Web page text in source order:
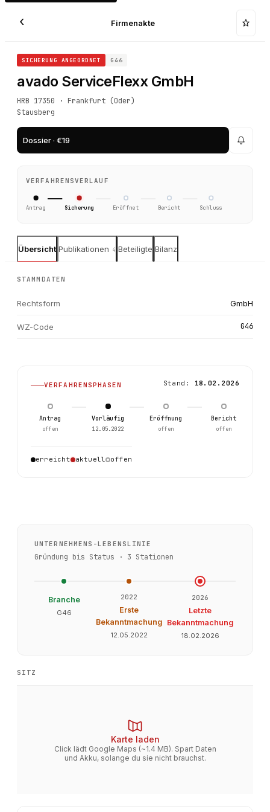
‹ Firmenakte
SICHERUNG ANGEORDNET G46
avado ServiceFlexx GmbH
HRB 17350 · Frankfurt (Oder)
Stausberg
Dossier · €19
VERFAHRENSVERLAUF
Antrag Sicherung Eröffnet Bericht Schluss
Übersicht Publikationen 4 Beteiligte Bilanz
STAMMDATEN
Rechtsform GmbH
WZ-Code G46
VERFAHRENSPHASEN Stand: 18.02.2026
Antrag
offen
Vorläufig
12.05.2022
Eröffnung
offen
Bericht
offen
erreicht aktuell offen
UNTERNEHMENS-LEBENSLINIE
Gründung bis Status · 3 Stationen
Branche
G46
2022
Erste
Bekanntmachung
12.05.2022
2026
Letzte
Bekanntmachung
18.02.2026
SITZ
Karte laden
Click lädt Google Maps (~1.4 MB). Spart Daten
und Akku, solange du sie nicht brauchst.